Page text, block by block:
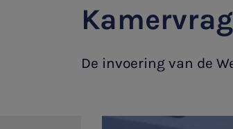
De invoering van de